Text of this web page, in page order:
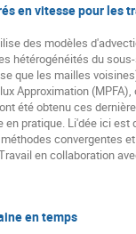
en vitesse pour les
des modèles
hétérogénéités du
que les mailles
Approximation
été obtenu ces
pratique. Li'dée ici
convergentes
en collaboration
en temps